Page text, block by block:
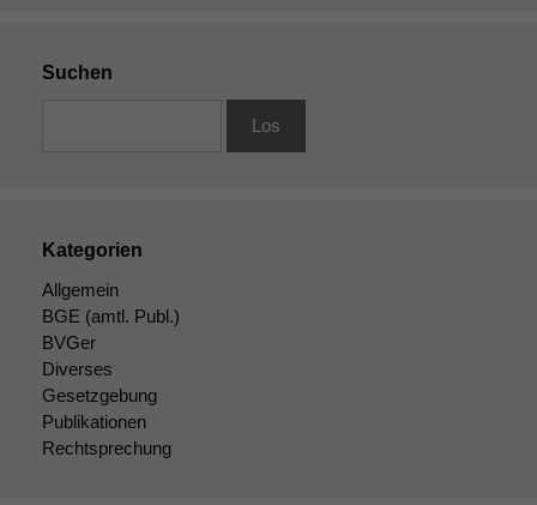
Suchen
Kategorien
Allgemein
BGE (amtl. Publ.)
BVGer
Diverses
Gesetzgebung
Publikationen
Rechtsprechung